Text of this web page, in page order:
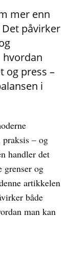
mer enn
påvirker
hvordan
og press –
i
– og
handler det
grenser og
artikkelen
både
man kan